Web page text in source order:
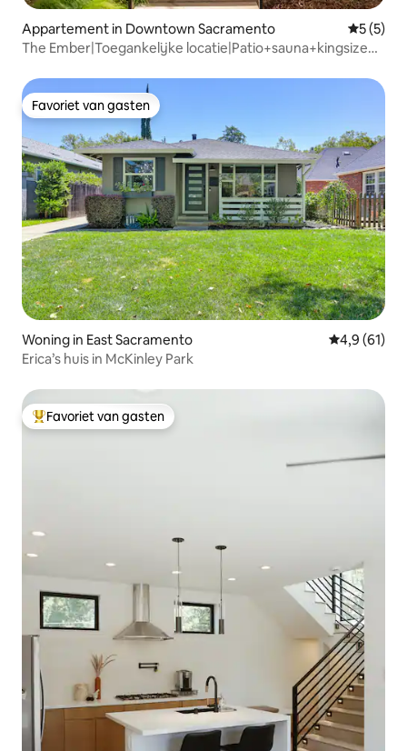
Appartement in Downtown Sacramento
5 (5)
The Ember|Toegankelijke locatie|Patio+sauna+kingsize
Favoriet van gasten
Favoriet van gasten
Woning in East Sacramento
4,9 (61)
Erica’s huis in McKinley Park
Topfavoriet van gasten
Favoriet van gasten